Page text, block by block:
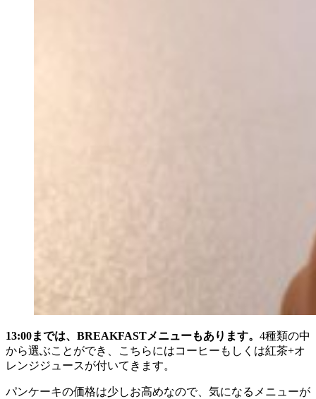
13:00までは、BREAKFASTメニューもあります。 4種類の中
から選ぶことができ、こちらにはコーヒーもしくは紅茶+オ
レンジジュースが付いてきます。
パンケーキの価格は少しお高めなので、気になるメニューが